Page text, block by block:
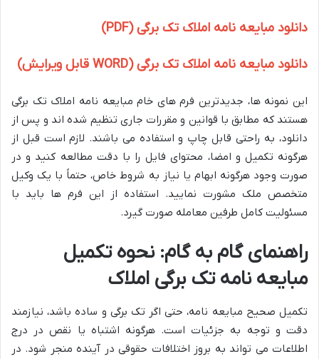
دانلود مبایعه نامه املاک تک برگی (PDF)
دانلود مبایعه نامه املاک تک برگی (WORD قابل ویرایش)
این نمونه ها، جدیدترین فرم های خام مبایعه نامه املاک تک برگی
هستند که مطابق با قوانین و مقررات جاری تنظیم شده اند و پس از
دانلود، به راحتی قابل چاپ و استفاده می باشند. لازم است قبل از
هرگونه تکمیل و امضا، محتوای فایل را با دقت مطالعه کنید و در
صورت وجود هرگونه ابهام یا نیاز به شروط خاص، حتماً با یک وکیل
متخصص ملک مشورت نمایید. استفاده از این فرم ها باید با
مسئولیت کامل طرفین معامله صورت گیرد.
راهنمای گام به گام: نحوه تکمیل
مبایعه نامه تک برگی املاک
تکمیل صحیح مبایعه نامه، حتی اگر تک برگی و ساده باشد، نیازمند
دقت و توجه به جزئیات است. هرگونه اشتباه یا نقص در درج
اطلاعات می تواند به بروز اختلافات حقوقی در آینده منجر شود. در